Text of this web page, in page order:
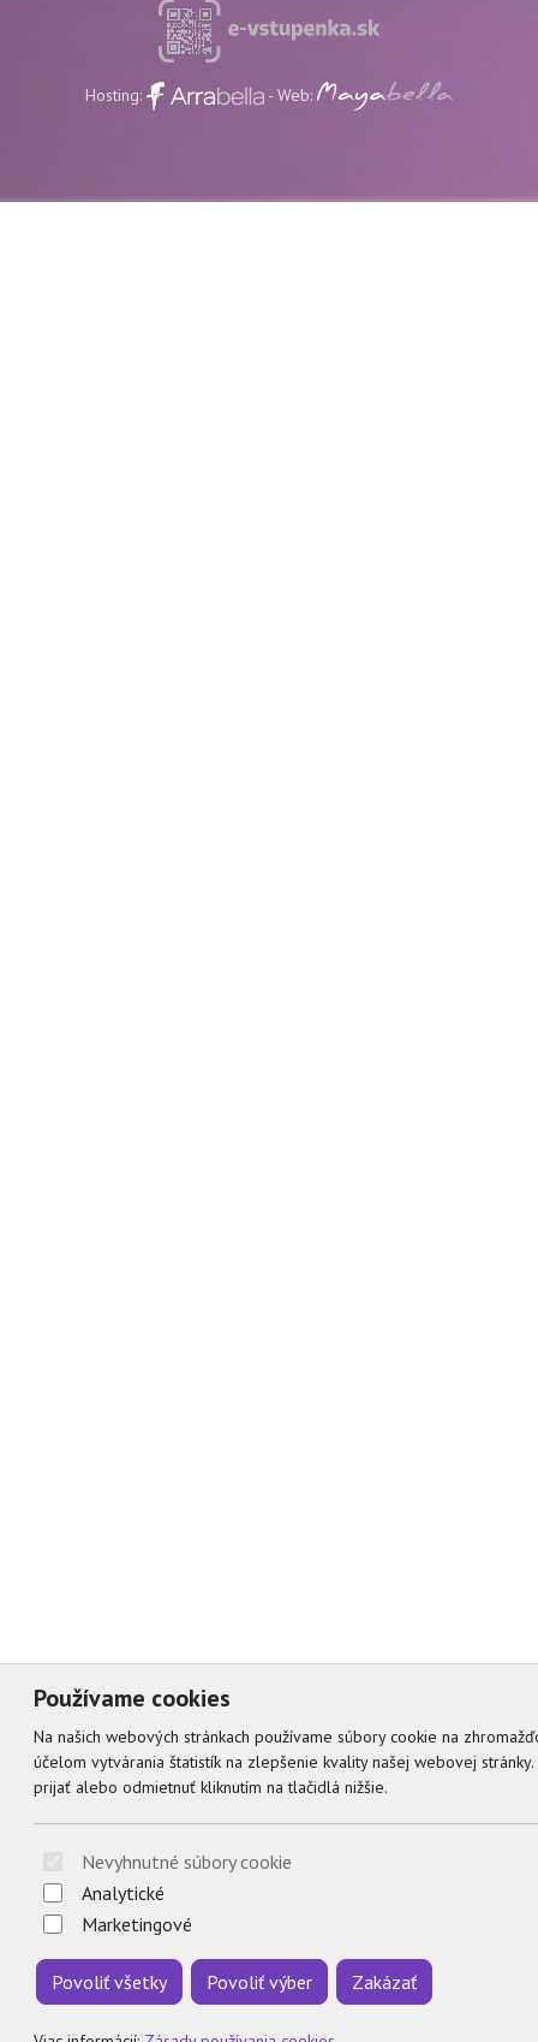
Používame cookies
Na našich webových stránkach používame súbory cookie na
účelom vytvárania štatistík na zlepšenie kvality našej webovej
prijať alebo odmietnuť kliknutím na tlačidlá nižšie.
Nevyhnutné súbory cookie
Analytické
Marketingové
Povoliť všetky Povoliť výber Zakázať
Hosting: - Web: